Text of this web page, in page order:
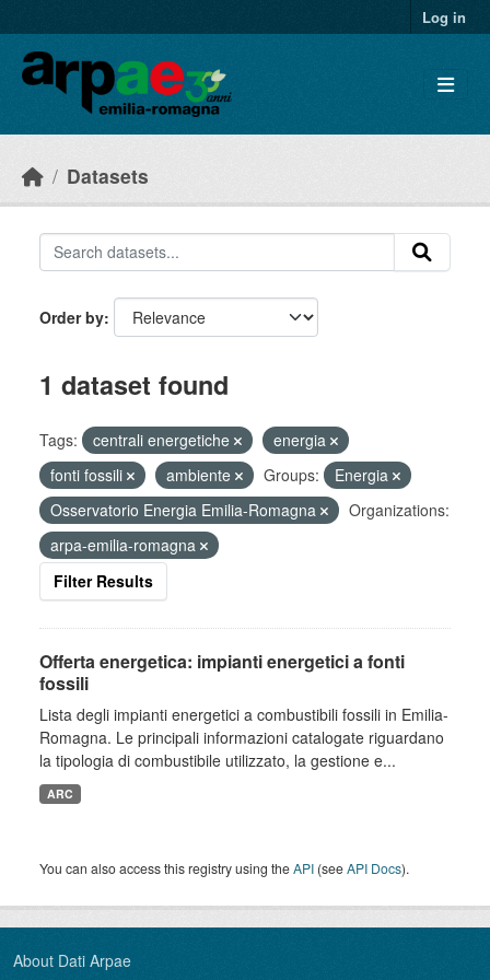
Log in
Datasets
Order by
1 dataset found
Tags: centrali energetiche
energia
fonti fossili
ambiente Groups:
Energia
Osservatorio Energia Emilia-Romagna
Organizations:
arpa-emilia-romagna
Filter Results
Offerta energetica: impianti energetici a fonti
fossili
Lista degli impianti energetici a combustibili fossili in Emilia-
Romagna. Le principali informazioni catalogate riguardano
la tipologia di combustibile utilizzato, la gestione e...
ARC
You can also access this registry using theAPI (seeAPI Docs).
About Dati Arpae